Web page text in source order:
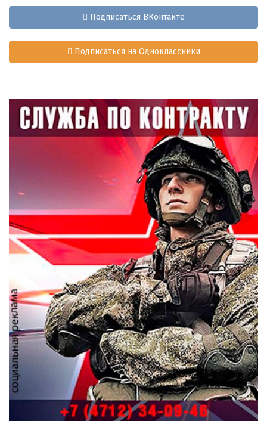
Подписаться ВКонтакте
Подписаться на Одноклассники